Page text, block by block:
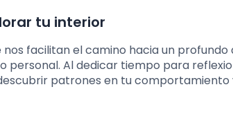
tu interior
facilitan el camino hacia un
personal. Al dedicar tiempo para
patrones en tu